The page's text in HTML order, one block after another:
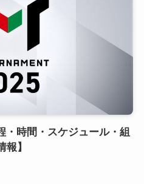
・時間・スケジュール・組
】